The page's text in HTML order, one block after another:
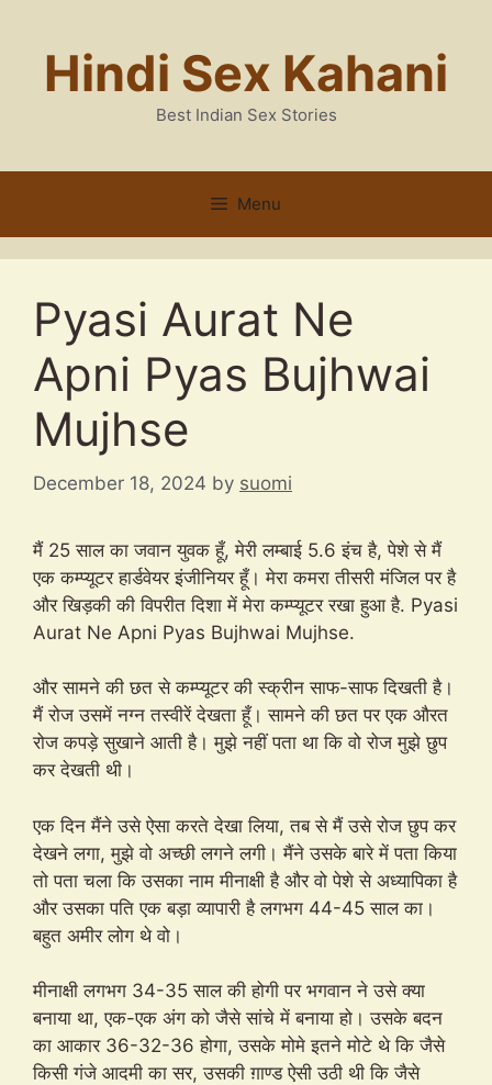
contentHindi Sex Kahani
Best Indian Sex Stories
Menu
Pyasi Aurat Ne
Apni Pyas Bujhwai
Mujhse
December 18, 2024 by suomi
मैं 25 साल का जवान युवक हूँ, मेरी लम्बाई 5.6 इंच है, पेशे से मैं
एक कम्प्यूटर हार्डवेयर इंजीनियर हूँ। मेरा कमरा तीसरी मंजिल पर है
और खिड़की की विपरीत दिशा में मेरा कम्प्यूटर रखा हुआ है. Pyasi
Aurat Ne Apni Pyas Bujhwai Mujhse.
और सामने की छत से कम्प्यूटर की स्क्रीन साफ-साफ दिखती है।
मैं रोज उसमें नग्न तस्वीरें देखता हूँ। सामने की छत पर एक औरत
रोज कपड़े सुखाने आती है। मुझे नहीं पता था कि वो रोज मुझे छुप
कर देखती थी।
एक दिन मैंने उसे ऐसा करते देखा लिया, तब से मैं उसे रोज छुप कर
देखने लगा, मुझे वो अच्छी लगने लगी। मैंने उसके बारे में पता किया
तो पता चला कि उसका नाम मीनाक्षी है और वो पेशे से अध्यापिका है
और उसका पति एक बड़ा व्यापारी है लगभग 44-45 साल का।
बहुत अमीर लोग थे वो।
मीनाक्षी लगभग 34-35 साल की होगी पर भगवान ने उसे क्या
बनाया था, एक-एक अंग को जैसे सांचे में बनाया हो। उसके बदन
का आकार 36-32-36 होगा, उसके मोमे इतने मोटे थे कि जैसे
किसी गंजे आदमी का सर, उसकी ग़ाण्ड ऐसी उठी थी कि जैसे